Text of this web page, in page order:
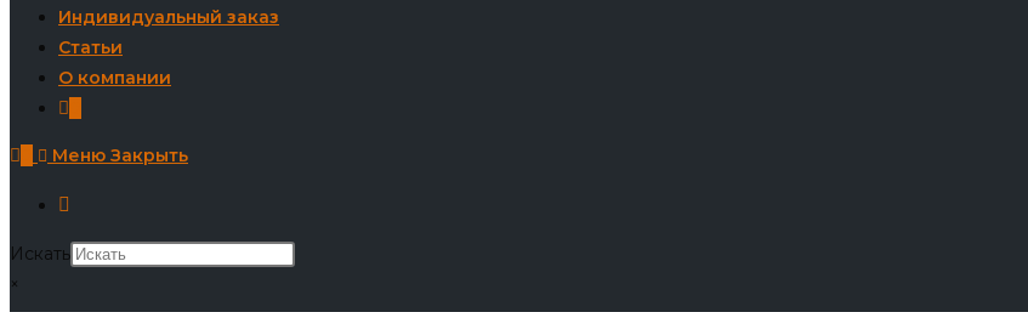
Индивидуальный заказ
Статьи
О компании
Меню Закрыть
Искать
×